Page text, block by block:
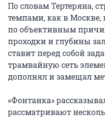
По словам Тертеряна,
темпами, как в Москве,
по объективным
проходки и глубины
ставит перед собой
трамвайную сеть
дополнял и замещал
«Фонтанка»
рассматривают